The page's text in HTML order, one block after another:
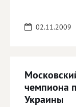
02.11.2009
чемпиона
Украины